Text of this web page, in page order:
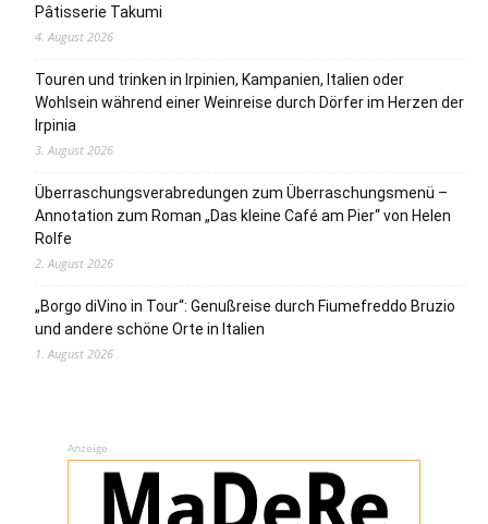
Pâtisserie Takumi
4. August 2026
Touren und trinken in Irpinien, Kampanien, Italien oder
Wohlsein während einer Weinreise durch Dörfer im Herzen der
Irpinia
3. August 2026
Überraschungsverabredungen zum Überraschungsmenü –
Annotation zum Roman „Das kleine Café am Pier“ von Helen
Rolfe
2. August 2026
„Borgo diVino in Tour“: Genußreise durch Fiumefreddo Bruzio
und andere schöne Orte in Italien
1. August 2026
Anzeige